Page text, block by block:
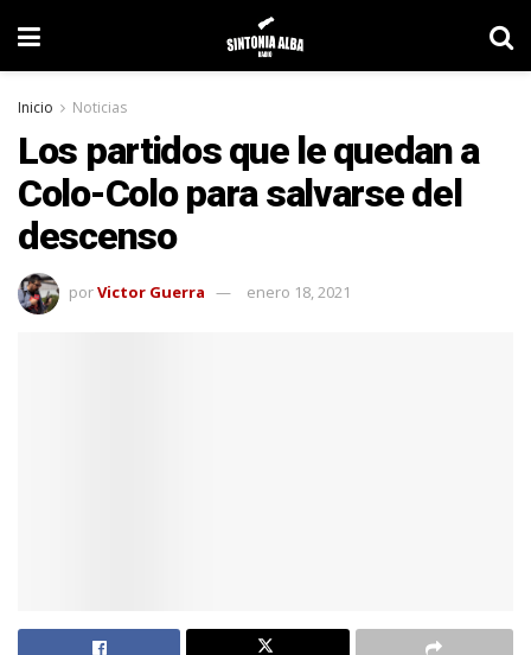
Inicio Noticias
Los partidos que le quedan a
Colo-Colo para salvarse del
descenso
porVictor Guerra enero 18, 2021